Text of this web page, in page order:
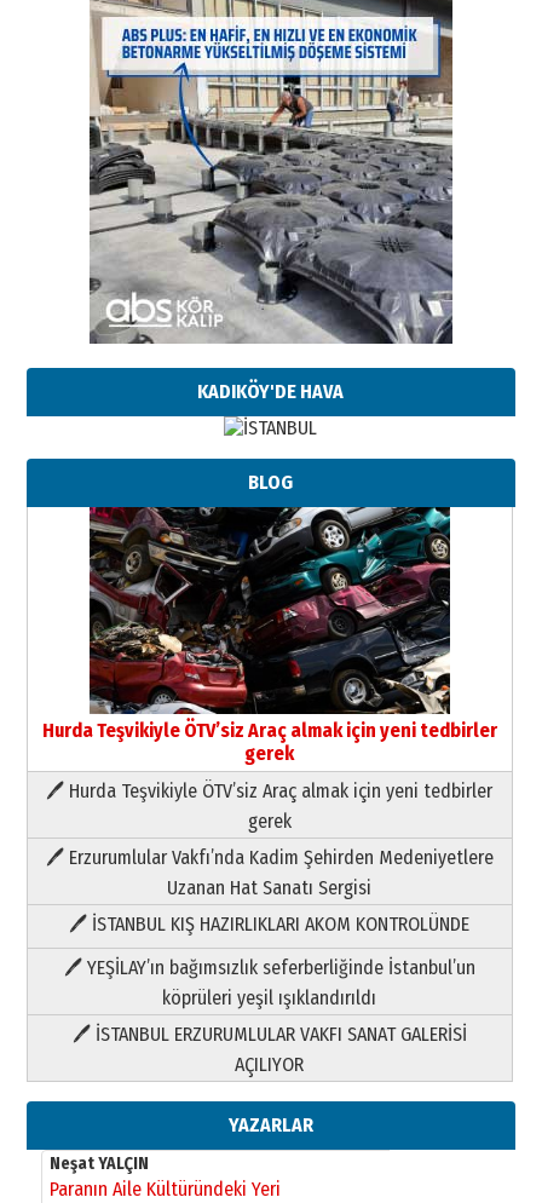
KADIKÖY'DE HAVA
BLOG
Hurda Teşvikiyle ÖTV’siz Araç almak için yeni tedbirler
gerek
🖊 Hurda Teşvikiyle ÖTV’siz Araç almak için yeni tedbirler
gerek
🖊 Erzurumlular Vakfı’nda Kadim Şehirden Medeniyetlere
Uzanan Hat Sanatı Sergisi
🖊 İSTANBUL KIŞ HAZIRLIKLARI AKOM KONTROLÜNDE
🖊 YEŞİLAY’ın bağımsızlık seferberliğinde İstanbul’un
köprüleri yeşil ışıklandırıldı
🖊 İSTANBUL ERZURUMLULAR VAKFI SANAT GALERİSİ
AÇILIYOR
YAZARLAR
Paranın Aile Kültüründeki Yeri
03 Ağustos 2026 Pazartesi
Yıldırım Gündoğdu
HAVVA’NIN ÜÇ KIZI
09 Temmuz 2026 Perşembe
Yusuf POLAT
Şampiyonluk Sebahattin Şirin’e
yazar
11 Mayıs 2026 Pazartesi
Neşat YALÇIN
Paranın Aile Kültüründeki Yeri